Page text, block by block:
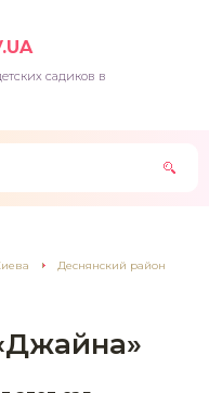
садиков в
Деснянский район